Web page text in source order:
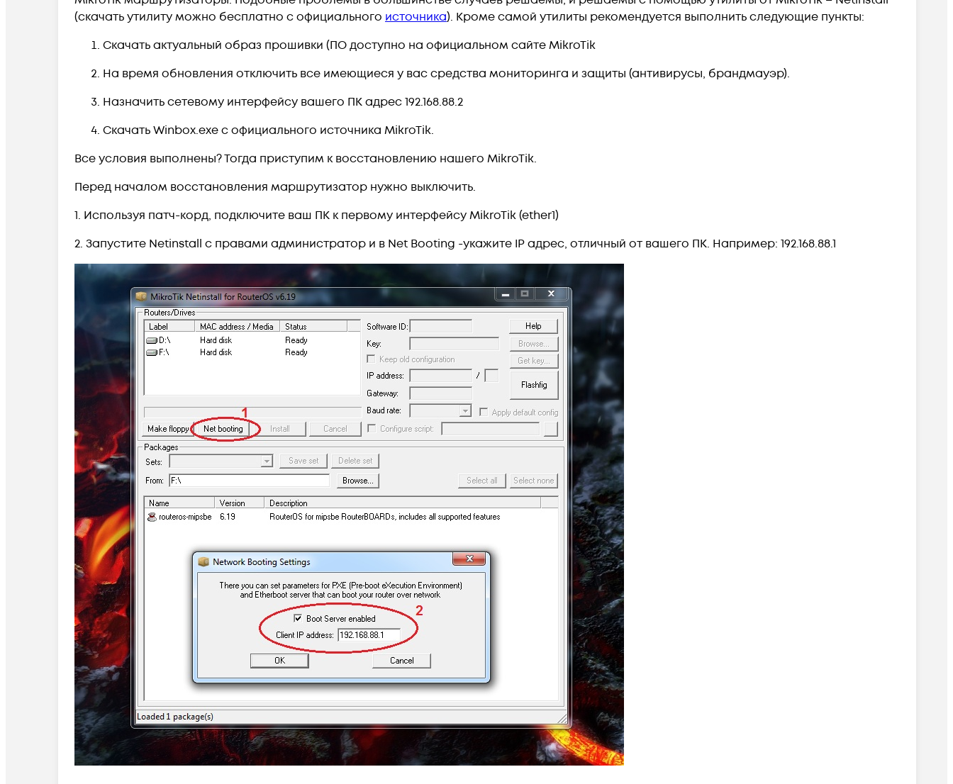
(скачать утилиту можно бесплатно с официального источника). Кроме самой утилиты рекомендуется выполнить следующие пункты:
Скачать актуальный образ прошивки (ПО доступно на официальном сайте MikroTik
На время обновления отключить все имеющиеся у вас средства мониторинга и защиты (антивирусы, брандмауэр).
Назначить сетевому интерфейсу вашего ПК адрес 192.168.88.2
Скачать Winbox.exe с официального источника MikroTik.
Все условия выполнены? Тогда приступим к восстановлению нашего MikroTik.
Перед началом восстановления маршрутизатор нужно выключить.
1. Используя патч-корд, подключите ваш ПК к первому интерфейсу MikroTik (ether1)
2. Запустите Netinstall с правами администратор и в Net Booting -укажите IP адрес, отличный от вашего ПК. Например: 192.168.88.1